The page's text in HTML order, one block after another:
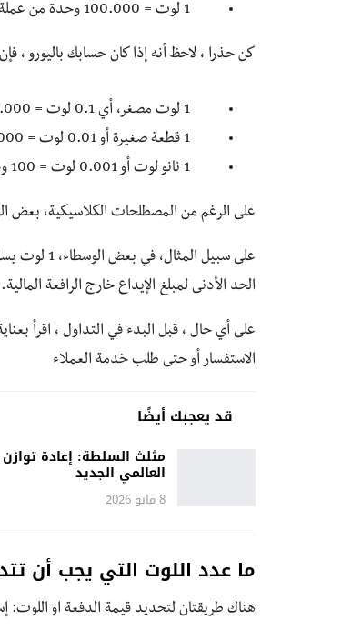
1 لوت = 100.000 وحدة من عملة الحساب
كن حذرا ، لاحظ أنه إذا كان حسابك باليورو ، فإن 1 لوت يساوي 100.000 يورو
1 لوت مصغر، أي 0.1 لوت = 10.000 وحدة من عملة الحساب
1 قطعة صغيرة أو 0.01 لوت = 1000 عنصر من عملة الحساب
1 نانو لوت أو 0.001 لوت = 100 وحدة من عملة الحساب
على الرغم من المصطلحات الكلاسيكية،
الحد الأدنى لمبلغ الإيداع خارج الرافعة المالية.
على أي حال ، قبل البدء في التداول ، اقرأ
الاستفسار أو حتى طلب خدمة العملاء
قد يعجبك أيضًا
مثلث السلطة: إعادة توازن
العالمي الجديد
8 مايو 2026
ما عدد اللوت التي يجب أن
هناك طريقتان لتحديد قيمة الدفعة او اللوت: